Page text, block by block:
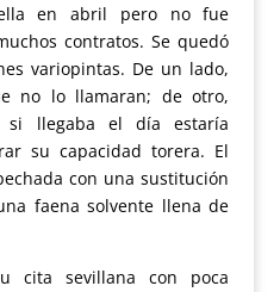
en abril pero no fue
contratos. Se quedó
variopintas. De un lado,
no lo llamaran; de otro,
si llegaba el día estaría
su capacidad torera. El
con una sustitución
faena solvente llena de
cita sevillana con poca